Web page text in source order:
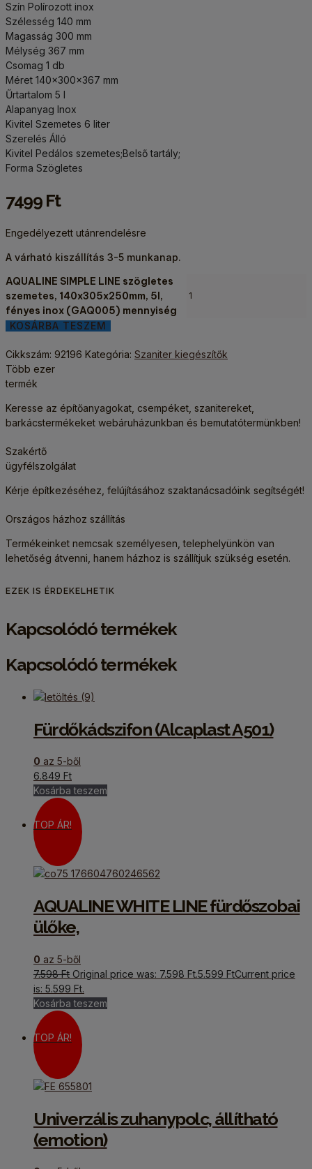
Szín Polírozott inox
Szélesség 140 mm
Magasság 300 mm
Mélység 367 mm
Csomag 1 db
Méret 140x300x367 mm
Űrtartalom 5 l
Alapanyag Inox
Kivitel Szemetes 6 liter
Szerelés Álló
Kivitel Pedálos szemetes;Belső tartály;
Forma Szögletes
7499 Ft
Engedélyezett utánrendelésre
A várható kiszállítás 3-5 munkanap.
AQUALINE SIMPLE LINE szögletes
szemetes, 140x305x250mm, 5l,
fényes inox (GAQ005) mennyiség
KOSÁRBA TESZEM
Cikkszám: 92196 Kategória: Szaniter kiegészítők
Több ezer
termék
Keresse az építőanyagokat, csempéket, szanitereket,
barkácstermékeket webáruházunkban és bemutatótermünkben!
Szakértő
ügyfélszolgálat
Kérje építkezéséhez, felújításához szaktanácsadóink segítségét!
Országos házhoz szállítás
Termékeinket nemcsak személyesen, telephelyünkön van
lehetőség átvenni, hanem házhoz is szállítjuk szükség esetén.
EZEK IS ÉRDEKELHETIK
Kapcsolódó termékek
Kapcsolódó termékek
Fürdőkádszifon (Alcaplast A501)
0 az 5-ből
6.849 Ft
Kosárba teszem
TOP ÁR!
AQUALINE WHITE LINE fürdőszobai
ülőke,
0 az 5-ből
7.598Ft Original price was: 7.598 Ft.5.599 FtCurrent price
is: 5.599 Ft.
Kosárba teszem
TOP ÁR!
Univerzális zuhanypolc, állítható
(emotion)